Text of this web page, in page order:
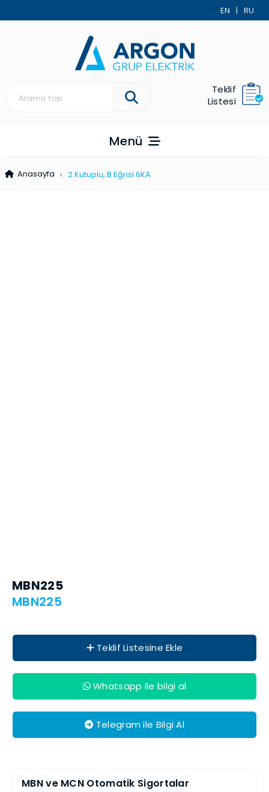
EN | RU
Teklif
Listesi
Menü
Anasayfa 2 Kutuplu, B Eğrisi 6KA
MBN225
MBN225
Teklif Listesine Ekle
Whatsapp ile bilgi al
Telegram ile Bilgi Al
MBN ve MCN Otomatik Sigortalar